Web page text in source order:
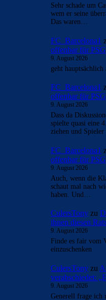
Sehr schade um
wem er seine
Das waren…
FC_Barcelona1
offenbar für PSG
9. August 2026
geht hauptsächlich
FC_Barcelona1
offenbar für PSG
9. August 2026
Dass da
spielte quasi eine
ziehen und
FC_Barcelona1
offenbar für PSG
9. August 2026
Auch, wenn die
schaut mal nach
haben. Und…
CulersTony zu
ihnen diesen
9. August 2026
Finde es fair vom
einzuschenken
CulersTony zu
verabschiedet:
9. August 2026
Generell frage ich